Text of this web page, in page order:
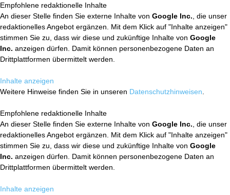
Empfohlene redaktionelle Inhalte
An dieser Stelle finden Sie externe Inhalte von Google Inc. , die unser
redaktionelles Angebot ergänzen. Mit dem Klick auf "Inhalte anzeigen"
stimmen Sie zu, dass wir diese und zukünftige Inhalte von Google
Inc. anzeigen dürfen. Damit können personenbezogene Daten an
Drittplattformen übermittelt werden.
Inhalte anzeigen
Weitere Hinweise finden Sie in unseren Datenschutzhinweisen
Empfohlene redaktionelle Inhalte
An dieser Stelle finden Sie externe Inhalte von Google Inc. , die unser
redaktionelles Angebot ergänzen. Mit dem Klick auf "Inhalte anzeigen"
stimmen Sie zu, dass wir diese und zukünftige Inhalte von Google
Inc. anzeigen dürfen. Damit können personenbezogene Daten an
Drittplattformen übermittelt werden.
Inhalte anzeigen